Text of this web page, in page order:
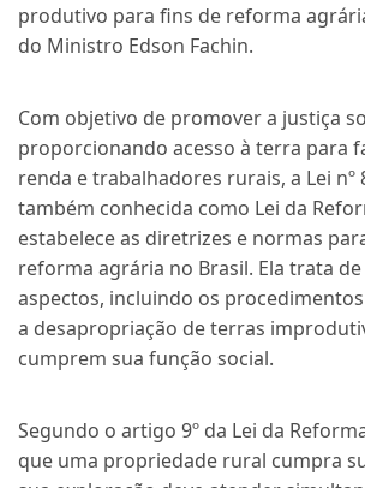
produtivo para fins de reforma
do Ministro Edson Fachin.
Com objetivo de promover a justiça
proporcionando acesso à terra para
renda e trabalhadores rurais, a Lei nº
também conhecida como Lei da
estabelece as diretrizes e normas
reforma agrária no Brasil. Ela trata
aspectos, incluindo os
a desapropriação de terras
cumprem sua função social.
Segundo o artigo 9º da Lei da
que uma propriedade rural cumpra